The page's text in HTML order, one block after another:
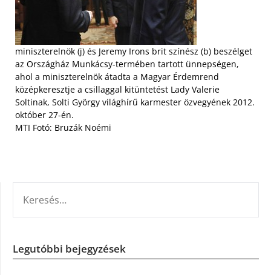
miniszterelnök (j) és Jeremy Irons brit színész (b) beszélget
az Országház Munkácsy-termében tartott ünnepségen,
ahol a miniszterelnök átadta a Magyar Érdemrend
középkeresztje a csillaggal kitüntetést Lady Valerie
Soltinak, Solti György világhírű karmester özvegyének 2012.
október 27-én.
MTI Fotó: Bruzák Noémi
Legutóbbi bejegyzések